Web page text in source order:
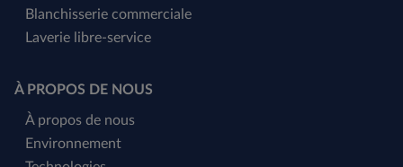
Blanchisserie commerciale
Laverie libre-service
À PROPOS DE NOUS
À propos de nous
Environnement